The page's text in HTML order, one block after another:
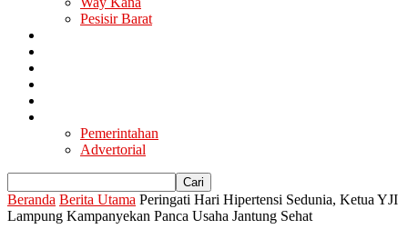
Pesisir Barat
Pemerintahan
Advertorial
Beranda Berita Utama Peringati Hari Hipertensi Sedunia, Ketua YJI
Lampung Kampanyekan Panca Usaha Jantung Sehat